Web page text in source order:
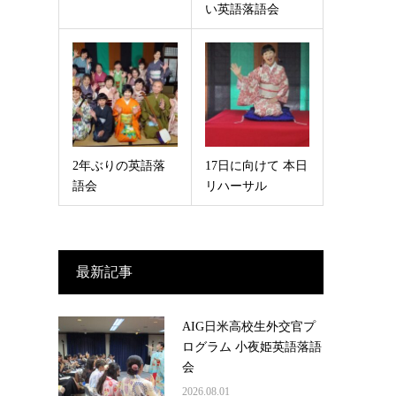
い英語落語会
2年ぶりの英語落
語会
17日に向けて 本日
リハーサル
最新記事
AIG日米高校生外交官プ
ログラム 小夜姫英語落語
会
2026.08.01